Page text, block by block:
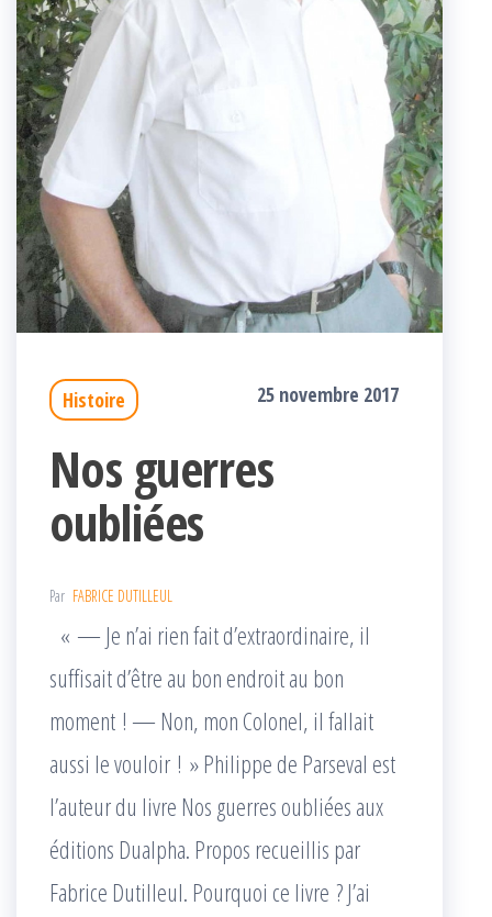
Histoire 25 novembre 2017
Nos guerres
oubliées
Par FABRICE DUTILLEUL
« — Je n’ai rien fait d’extraordinaire, il
suffisait d’être au bon endroit au bon
moment ! — Non, mon Colonel, il fallait
aussi le vouloir ! » Philippe de Parseval est
l’auteur du livre Nos guerres oubliées aux
éditions Dualpha. Propos recueillis par
Fabrice Dutilleul. Pourquoi ce livre ? J’ai